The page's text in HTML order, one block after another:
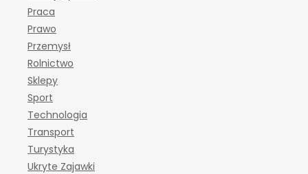
Praca
Prawo
Przemysł
Rolnictwo
Sklepy
Sport
Technologia
Transport
Turystyka
Ukryte Zajawki